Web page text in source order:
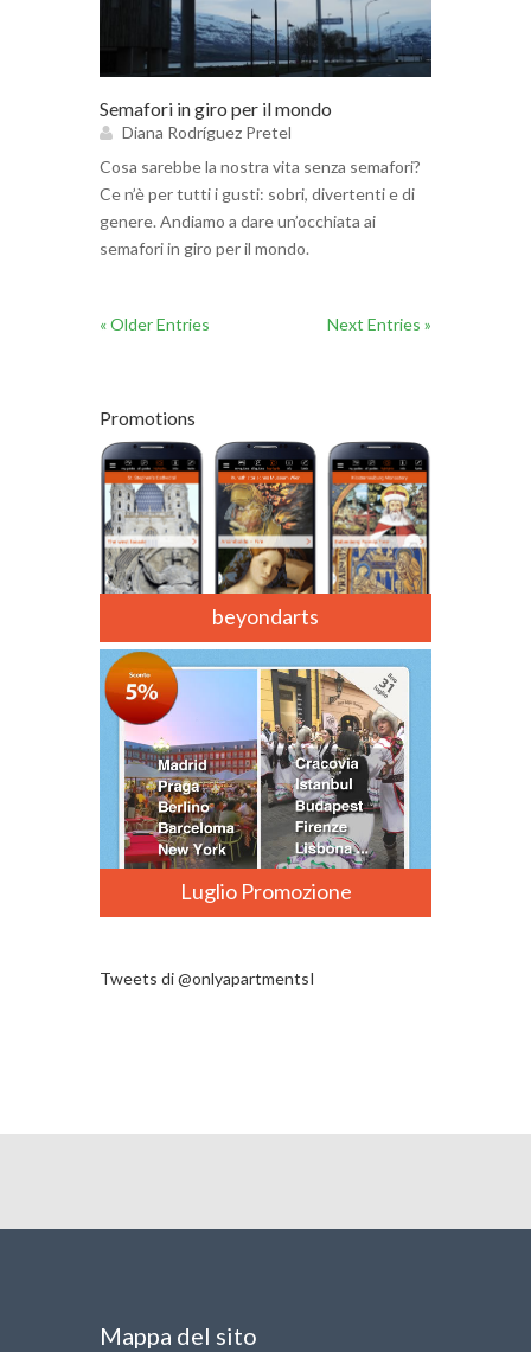
Semafori in giro per il mondo
Diana Rodríguez Pretel
Cosa sarebbe la nostra vita senza semafori?
Ce n’è per tutti i gusti: sobri, divertenti e di
genere. Andiamo a dare un’occhiata ai
semafori in giro per il mondo.
« Older Entries Next Entries »
Promotions
beyondarts
Luglio Promozione
Tweets di @onlyapartmentsI
Mappa del sito